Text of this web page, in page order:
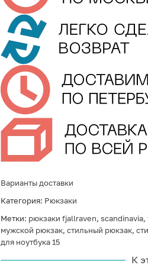
Варианты доставки
Категория: Рюкзаки
Метки: рюкзаки fjallraven, scandinavia,
мужской рюкзак, стильный рюкзак,
для ноутбука 15
К